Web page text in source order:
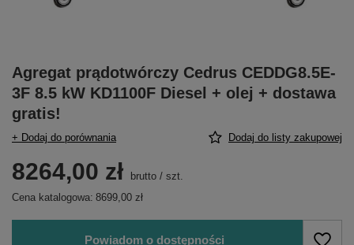
Agregat prądotwórczy Cedrus CEDDG8.5E-
3F 8.5 kW KD1100F Diesel + olej + dostawa
gratis!
+ Dodaj do porównania Dodaj do listy zakupowej
8264,00 zł brutto / szt.
Cena katalogowa: 8699,00 zł
Powiadom o dostępności